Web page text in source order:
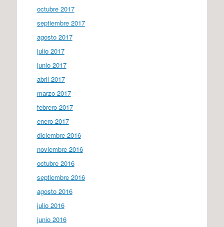
octubre 2017
septiembre 2017
agosto 2017
julio 2017
junio 2017
abril 2017
marzo 2017
febrero 2017
enero 2017
diciembre 2016
noviembre 2016
octubre 2016
septiembre 2016
agosto 2016
julio 2016
junio 2016